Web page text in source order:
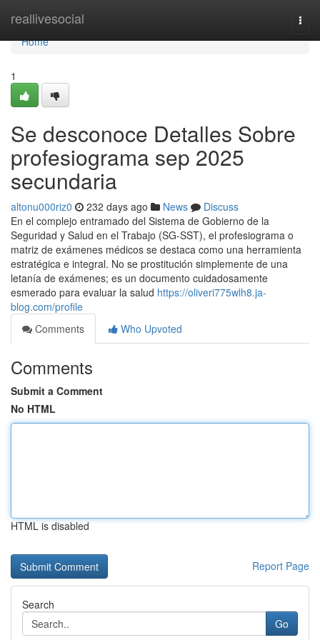
reallivesocial
Home
Home
1
Se desconoce Detalles Sobre
profesiograma sep 2025
secundaria
altonu000riz0 232 days ago News
Discuss
En el complejo entramado del Sistema de Gobierno de la
Seguridad y Salud en el Trabajo (SG-SST), el profesiograma o
matriz de exámenes médicos se destaca como una herramienta
estratégica e integral. No se prostitución simplemente de una
letanía de exámenes; es un documento cuidadosamente
esmerado para evaluar la salud https://oliveri775wlh8.ja-
blog.com/profile
Comments
Who Upvoted
Comments
Submit a Comment
No HTML
HTML is disabled
Report Page
Search
Go